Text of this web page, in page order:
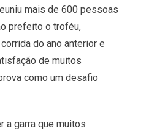
mais de 600 pessoas
prefeito o troféu,
do ano anterior e
de muitos
como um desafio
a garra que muitos